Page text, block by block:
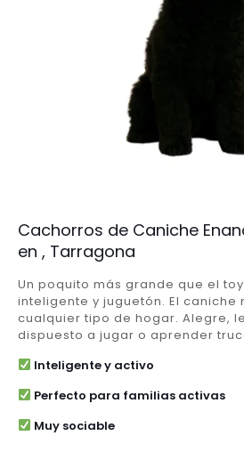
Cachorros de Caniche
en , Tarragona
Un poquito más grande que el
inteligente y juguetón. El caniche
cualquier tipo de hogar. Alegre,
dispuesto a jugar o aprender
Inteligente y activo
Perfecto para familias activas
Muy sociable